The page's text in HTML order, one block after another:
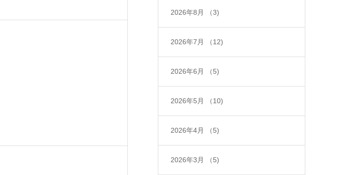
2026年8月 （3)
2026年7月 （12)
2026年6月 （5)
2026年5月 （10)
2026年4月 （5)
2026年3月 （5)